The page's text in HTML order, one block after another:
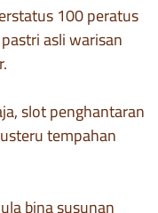
100 peratus
asli warisan
slot penghantaran
tempahan